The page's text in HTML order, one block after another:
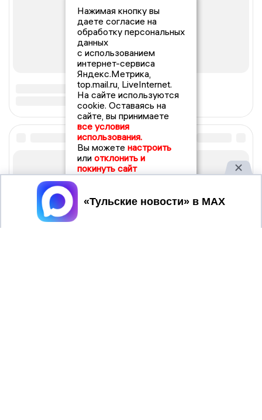
Нажимая кнопку вы
даете согласие на
обработку персональных
данных
с использованием
интернет-сервиса
Яндекс.Метрика,
top.mail.ru, LiveInternet.
На сайте используются
cookie. Оставаясь на
сайте, вы принимаете
все условия
использования.
Вы можете настроить
или отклонить и
покинуть сайт
Принять